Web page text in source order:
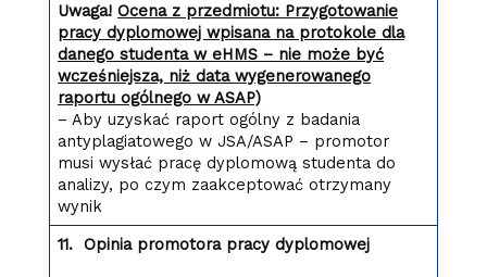
Uwaga!Ocena z przedmiotu: Przygotowanie
pracy dyplomowej wpisana na protokole dla
danego studenta w eHMS – nie może być
wcześniejsza, niż data wygenerowanego
raportu ogólnego w ASAP)
– Aby uzyskać raport ogólny z badania
antyplagiatowego w JSA/ASAP – promotor
musi wysłać pracę dyplomową studenta do
analizy, po czym zaakceptować otrzymany
wynik
11. Opinia promotora pracy dyplomowej